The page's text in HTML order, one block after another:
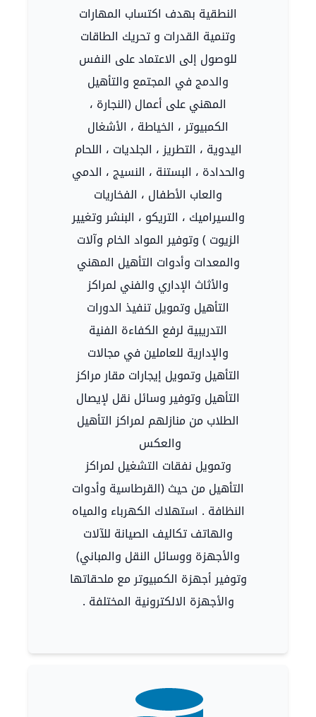
النطقية بهدف اكتساب المهارات
وتنمية القدرات و تحريك الطاقات
للوصول إلى الاعتماد على النفس
والدمج في المجتمع والتأهيل
المهني على أعمال (النجارة ،
الكمبيوتر ، الخياطة ، الأشغال
اليدوية ، التطريز ، الجلديات ، اللحام
والحدادة ، البستنة ، النسيج ، الدمي
والعاب الأطفال ، الفخاريات
والسيراميك ، التريكو ، البنشر وتغيير
الزيوت ) وتوفير المواد الخام وآلات
والمعدات وأدوات التأهيل المهني
والأثاث الإداري والفني لمراكز
التأهيل وتمويل تنفيذ الدورات
التدريبية لرفع الكفاءة الفنية
والإدارية للعاملين في مجالات
التأهيل وتمويل إيجارات مقار مراكز
التأهيل وتوفير وسائل نقل لإيصال
الطلاب من منازلهم لمراكز التأهيل
والعكس
وتمويل نفقات التشغيل لمراكز
التأهيل من حيث (القرطاسية وأدوات
النظافة . استهلاك الكهرباء والمياه
والهاتف تكاليف الصيانة للآلات
والأجهزة ووسائل النقل والمباني)
وتوفير أجهزة الكمبيوتر مع ملحقاتها
والأجهزة الالكترونية المختلفة .